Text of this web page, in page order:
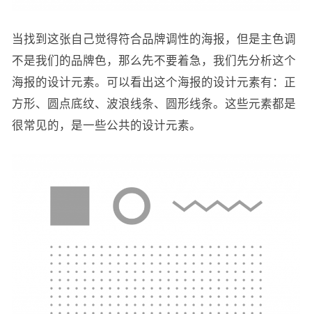
当找到这张自己觉得符合品牌调性的海报，但是主色调
不是我们的品牌色，那么先不要着急，我们先分析这个
海报的设计元素。可以看出这个海报的设计元素有：正
方形、圆点底纹、波浪线条、圆形线条。这些元素都是
很常见的，是一些公共的设计元素。